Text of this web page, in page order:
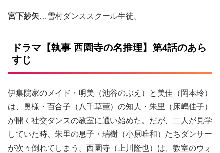
宮下紗矢…雪村ダンススクール生徒。
ドラマ【執事 西園寺の名推理】第4話のあら
すじ
伊集院家のメイド・明美（池谷のぶえ）と美佳（岡本玲）
は、奥様・百合子（八千草薫）の知人・朱里（床嶋佳子）
が開く社交ダンスの教室に通い始めた。だが、二人が見学
していた時、朱里の息子・瑞樹（小原唯和）たちダンサー
が次々倒れてしまう。西園寺（上川隆也）は、教室のウォ